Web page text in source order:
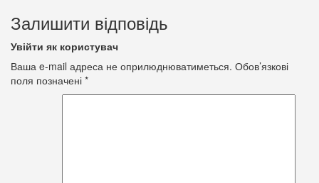
Залишити відповідь
Увійти як користувач
Ваша e-mail адреса не оприлюднюватиметься. Обов’язкові
поля позначені *